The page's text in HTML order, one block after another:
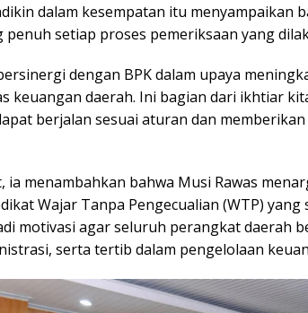
dalam kesempatan itu menyampaikan
penuh setiap proses pemeriksaan yang
dengan BPK dalam upaya
keuangan daerah. Ini bagian dari ikhtiar
berjalan sesuai aturan dan
ia menambahkan bahwa Musi Rawas
Wajar Tanpa Pengecualian (WTP)
motivasi agar seluruh perangkat daerah
serta tertib dalam pengelolaan